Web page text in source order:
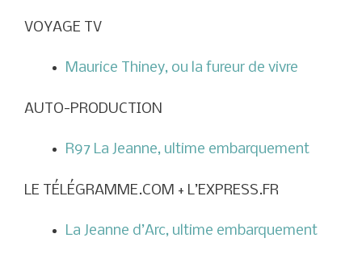
VOYAGE TV
Maurice Thiney, ou la fureur de vivre
AUTO-PRODUCTION
R97 La Jeanne, ultime embarquement
LE TÉLÉGRAMME.COM + L’EXPRESS.FR
La Jeanne d’Arc, ultime embarquement